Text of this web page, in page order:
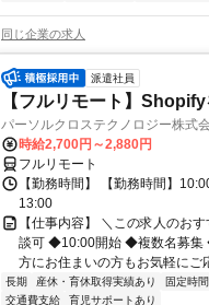
同じ企業の求人
派遣社員
【フルリモート】
パーソルクロステクノロジー株式
時給2,700円～2,880円
フルリモート
【勤務時間】 【勤務時間】
13:00
【仕事内容】 ＼この求人のお
談可 ◆10:00開始 ◆複数名募集
方にお住まいの方もお気軽にご
長期 産休・育休取得実績あり 固定時
交通費支給
育児サポートあり